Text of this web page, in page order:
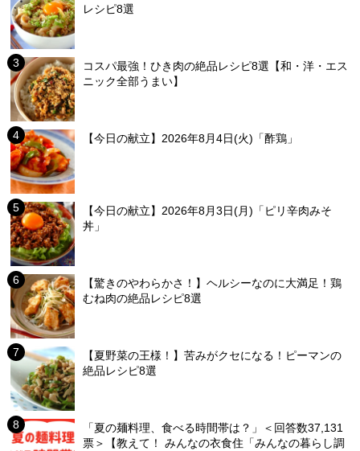
レシピ8選
コスパ最強！ひき肉の絶品レシピ8選【和・洋・エス
ニック全部うまい】
【今日の献立】2026年8月4日(火)「酢鶏」
【今日の献立】2026年8月3日(月)「ピリ辛肉みそ
丼」
【驚きのやわらかさ！】ヘルシーなのに大満足！鶏
むね肉の絶品レシピ8選
【夏野菜の王様！】苦みがクセになる！ピーマンの
絶品レシピ8選
「夏の麺料理、食べる時間帯は？」＜回答数37,131
票＞【教えて！ みんなの衣食住「みんなの暮らし調